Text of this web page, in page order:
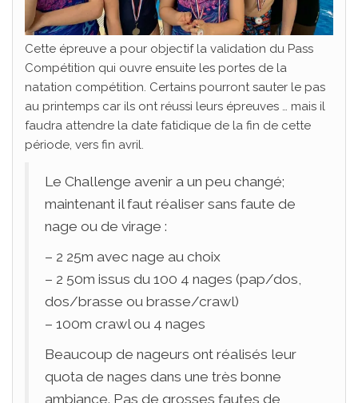
Cette épreuve a pour objectif la validation du Pass
Compétition qui ouvre ensuite les portes de la
natation compétition. Certains pourront sauter le pas
au printemps car ils ont réussi leurs épreuves … mais il
faudra attendre la date fatidique de la fin de cette
période, vers fin avril.
Le Challenge avenir a un peu changé;
maintenant il faut réaliser sans faute de
nage ou de virage :
– 2 25m avec nage au choix
– 2 50m issus du 100 4 nages (pap/dos,
dos/brasse ou brasse/crawl)
– 100m crawl ou 4 nages
Beaucoup de nageurs ont réalisés leur
quota de nages dans une très bonne
ambiance. Pas de grosses fautes de